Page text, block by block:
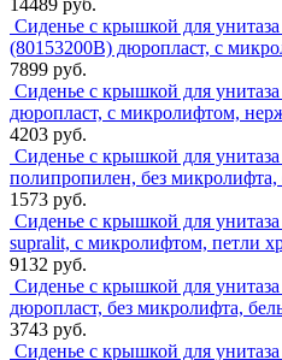
Сиденье с крышкой для
(80153200B) дюропласт, с
7899 руб.
Сиденье с крышкой для
дюропласт, с микролифтом,
4203 руб.
Сиденье с крышкой для
полипропилен, без
1573 руб.
Сиденье с крышкой для
supralit, с микролифтом, петли
9132 руб.
Сиденье с крышкой для
дюропласт, без микролифта,
3743 руб.
Сиденье с крышкой для